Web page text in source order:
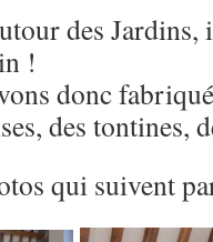
des
!
donc
des tontines,
qui suivent